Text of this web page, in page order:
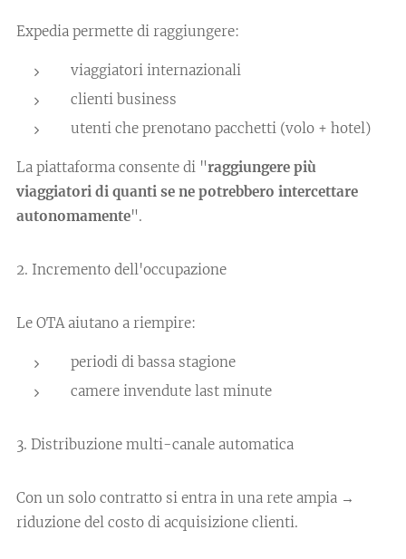
Expedia permette di raggiungere:
viaggiatori internazionali
clienti business
utenti che prenotano pacchetti (volo + hotel)
La piattaforma consente di "raggiungere più
viaggiatori di quanti se ne potrebbero intercettare
autonomamente".
2. Incremento dell'occupazione
Le OTA aiutano a riempire:
periodi di bassa stagione
camere invendute last minute
3. Distribuzione multi-canale automatica
Con un solo contratto si entra in una rete ampia →
riduzione del costo di acquisizione clienti.